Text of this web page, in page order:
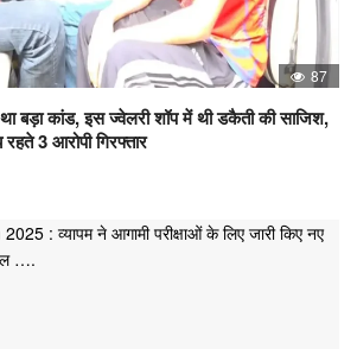
87
बड़ा कांड, इस ज्वेलरी शॉप में थी डकैती की साजिश,
3 आरोपी गिरफ्तार